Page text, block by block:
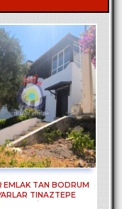
EMLAK TAN BODRUM
TINAZTEPE